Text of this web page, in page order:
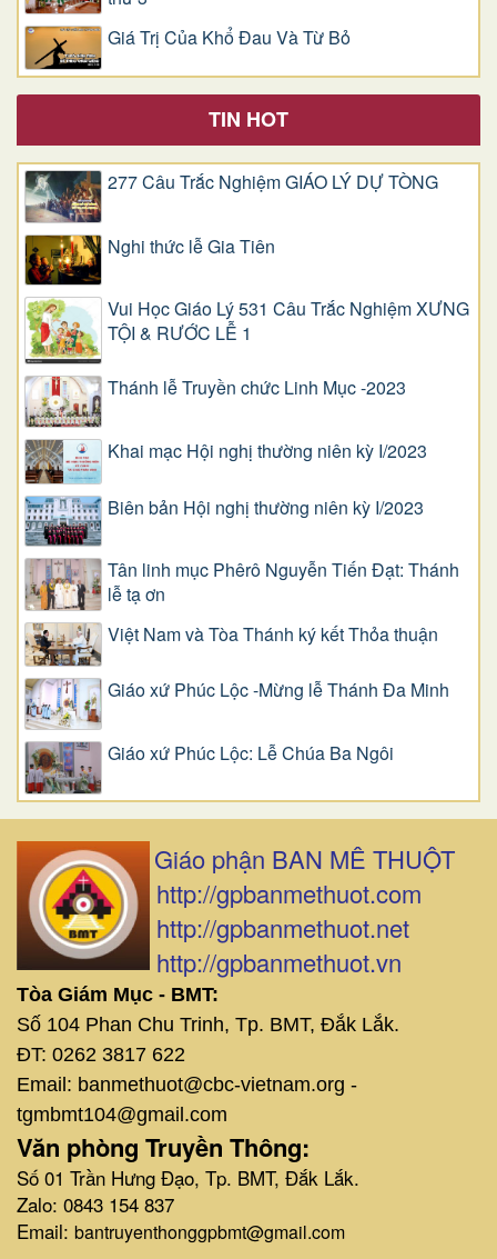
Giá Trị Của Khổ Ðau Và Từ Bỏ
TIN HOT
277 Câu Trắc Nghiệm GIÁO LÝ DỰ TÒNG
Nghi thức lễ Gia Tiên
Vui Học Giáo Lý 531 Câu Trắc Nghiệm XƯNG
TỘI & RƯỚC LỄ 1
Thánh lễ Truyền chức Linh Mục -2023
Khai mạc Hội nghị thường niên kỳ I/2023
Biên bản Hội nghị thường niên kỳ I/2023
Tân linh mục Phêrô Nguyễn Tiến Đạt: Thánh
lễ tạ ơn
Việt Nam và Tòa Thánh ký kết Thỏa thuận
Giáo xứ Phúc Lộc -Mừng lễ Thánh Đa Minh
Giáo xứ Phúc Lộc: Lễ Chúa Ba Ngôi
Giáo phận BAN MÊ THUỘT
http://gpbanmethuot.com
http://gpbanmethuot.net
http://gpbanmethuot.vn
Tòa Giám Mục - BMT:
Số 104 Phan Chu Trinh, Tp. BMT, Đắk Lắk.
ĐT: 0262 3817 622
Email: banmethuot@cbc-vietnam.org -
tgmbmt104@gmail.com
Văn phòng Truyền Thông:
Số 01 Trần Hưng Đạo, Tp. BMT, Đắk Lắk.
Zalo: 0843 154 837
Email: bantruyenthonggpbmt@gmail.com